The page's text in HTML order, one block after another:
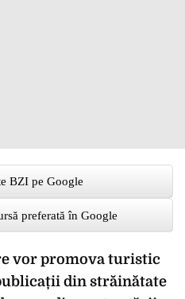
BZI pe Google
preferată în Google
vor promova turistic
din străinătate